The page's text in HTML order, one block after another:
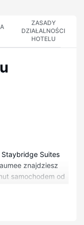
ZASADY
DZIAŁALNOŚCI
HOTELU
Suites
znajdziesz
samochodem od
Uniwersytet w